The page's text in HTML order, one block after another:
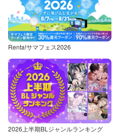
Renta!サマフェス2026
2026上半期BLジャンルランキング